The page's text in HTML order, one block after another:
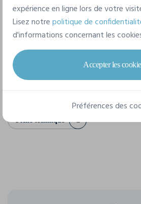
100% polyester
2 tailles disponibles
S/M M/L
expérience en ligne lors de votre
Lisez notrepolitique de
d'informations concernant les
Accepter les
Préférences des